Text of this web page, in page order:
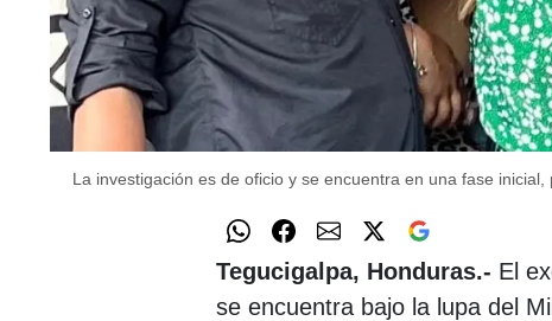
La investigación es de oficio y se encuentra en una fase
Tegucigalpa, Honduras.- El
se encuentra bajo la lupa del